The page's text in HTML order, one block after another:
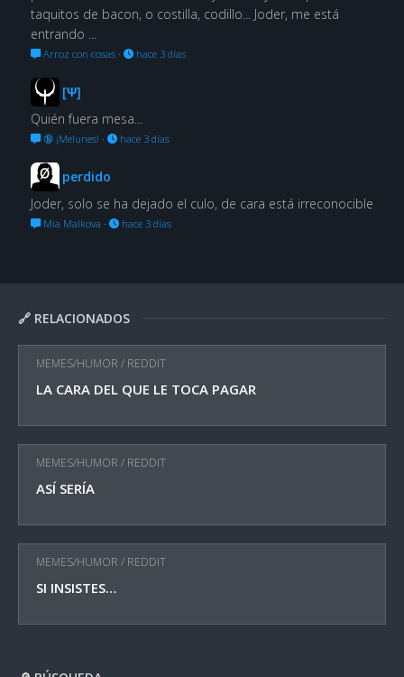
🔗 RELACIONADOS
MEMES/HUMOR / REDDIT
LA CARA DEL QUE LE TOCA PAGAR
MEMES/HUMOR / REDDIT
ASÍ SERÍA
MEMES/HUMOR / REDDIT
SI INSISTES…
taquitos de bacon, o costilla, codillo... Joder, me está
entrando ...
Arroz con cosas· hace 3 días
[Ψ]
Quién fuera mesa...
🔞 ¡Melunes! · hace 3 días
perdido
Joder, solo se ha dejado el culo, de cara está irreconocible
Mia Malkova · hace 3 días